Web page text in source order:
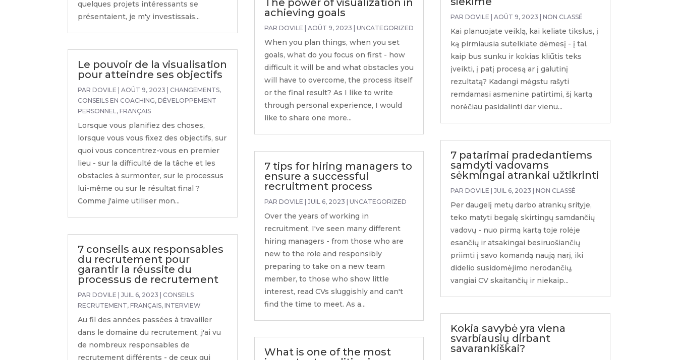
quelques projets intéressants se
présentaient, je m'y investissais...
Le pouvoir de la visualisation
pour atteindre ses objectifs
PARDOVILE |AOÛT 9, 2023 CHANGEMENTS,
CONSEILS EN COACHING,DÉVELOPPEMENT
PERSONNEL,FRANÇAIS
Lorsque vous planifiez des choses,
lorsque vous vous fixez des objectifs, sur
quoi vous concentrez-vous en premier
lieu - sur la difficulté de la tâche et les
obstacles à surmonter, sur le processus
lui-même ou sur le résultat final ?
Comme j'aime utiliser mon...
7 conseils aux responsables
du recrutement pour
garantir la réussite du
processus de recrutement
PARDOVILE |JUIL 6, 2023 | CONSEILS
RECRUTEMENT,FRANÇAIS,INTERVIEW
Au fil des années passées à travailler
dans le domaine du recrutement, j'ai vu
de nombreux responsables de
recrutement différents - de ceux qui
The power of visualization in
achieving goals
PAR DOVILE AOÛT 9, 2023 UNCATEGORIZED
When you plan things, when you set
goals, what do you focus on first - how
difficult it will be and what obstacles you
will have to overcome, the process itself
or the final result? As I like to write
through personal experience, I would
like to share one more...
7 tips for hiring managers to
ensure a successful
recruitment process
PAR DOVILE | JUIL 6, 2023 | UNCATEGORIZED
Over the years of working in
recruitment, I've seen many different
hiring managers - from those who are
new to the role and responsibly
preparing to take on a new team
member, to those who show little
interest, read CVs sluggishly and can't
find the time to meet. As a...
What is one of the most
PAR DOVILE AOÛT 9, 2023 NON CLASSÉ
Kai planuojate veiklą, kai keliate tikslus, į
ką pirmiausia sutelkiate dėmesį - į tai,
kaip bus sunku ir kokias kliūtis teks
įveikti, į patį procesą ar į galutinį
rezultatą? Kadangi mėgstu rašyti
remdamasi asmenine patirtimi, šį kartą
norėčiau pasidalinti dar vienu...
7 patarimai pradedantiems
samdyti vadovams
sėkmingai atrankai užtikrinti
PAR DOVILE | JUIL 6, 2023 | NON CLASSÉ
Per daugelį metų darbo atrankų srityje,
teko matyti begalę skirtingų samdančių
vadovų - nuo pirmą kartą toje rolėje
esančių ir atsakingai besiruošiančių
priimti į savo komandą naują narį, iki
didelio susidomėjimo nerodančių,
vangiai CV skaitančių ir niekaip...
Kokia savybė yra viena
svarbiausių dirbant
savarankiškai?